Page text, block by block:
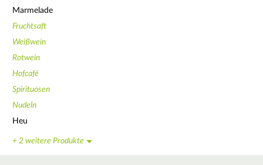
Marmelade
Fruchtsaft
Weißwein
Rotwein
Hofcafé
Spirituosen
Nudeln
Heu
+ 2 weitere Produkte